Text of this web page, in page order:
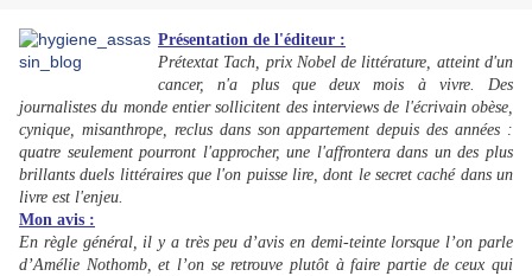
Présentation de l'éditeur :
Prétextat Tach, prix Nobel de littérature, atteint d'un
cancer, n'a plus que deux mois à vivre. Des
journalistes du monde entier sollicitent des interviews de l'écrivain obèse,
cynique, misanthrope, reclus dans son appartement depuis des années :
quatre seulement pourront l'approcher, une l'affrontera dans un des plus
brillants duels littéraires que l'on puisse lire, dont le secret caché dans un
livre est l'enjeu.
Mon avis :
En règle général, il y a très peu d’avis en demi-teinte lorsque l’on parle
d’Amélie Nothomb, et l’on se retrouve plutôt à faire partie de ceux qui